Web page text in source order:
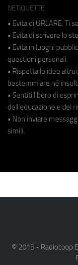
NETIQUETTE
• Evita di URLARE. Ti
• Evita di scrivere lo
• Evita in luoghi
questioni personali.
• Rispetta le idee
bestemmiare né
• Sentiti libero di
dell'educazione e del
• Non inviare
simili.
© 2015 - Radiocoop